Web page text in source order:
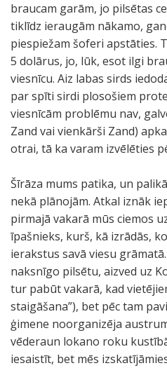
braucam garām, jo pilsētas
tiklīdz ieraugām nākamo,
piespiežam šoferi apstāties.
5 dolārus, jo, lūk, esot ilgi
viesnīcu. Aiz labas sirds
par spīti sirdi plosošiem
viesnīcām problēmu nav,
Zand vai vienkārši Zand)
otrai, tā ka varam izvēlēties
Šīrāza mums patika, un
nekā plānojām. Atkal iznāk
pirmajā vakarā mūs ciemos
īpašnieks, kurš, kā izrādās,
ierakstus savā viesu
naksnīgo pilsētu, aizved uz
tur pabūt vakarā, kad
staigāšana”), bet pēc tam
ģimene noorganizēja
vēderaun lokano roku
iesaistīt, bet mēs